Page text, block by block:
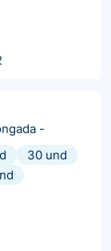
-
30 und